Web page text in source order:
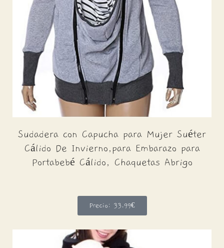
Sudadera con Capucha para Mujer Suéter
Cálido De Invierno,para Embarazo para
Portabebé Cálido, Chaquetas Abrigo
Precio: 33,99€